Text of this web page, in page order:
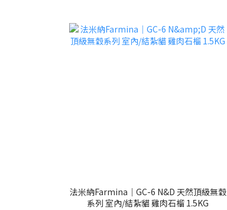
法米納Farmina｜GC-6 N&D 天然頂級無穀
系列 室內/結紮貓 雞肉石榴 1.5KG